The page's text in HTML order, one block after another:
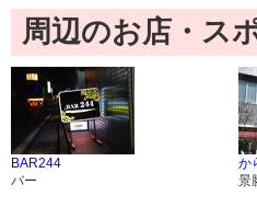
周辺のお店・ス
BAR244
バー
か
景